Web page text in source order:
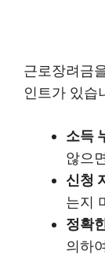
근로장려금
인트가 있습
소득
않으
신청
는지
정확
의하